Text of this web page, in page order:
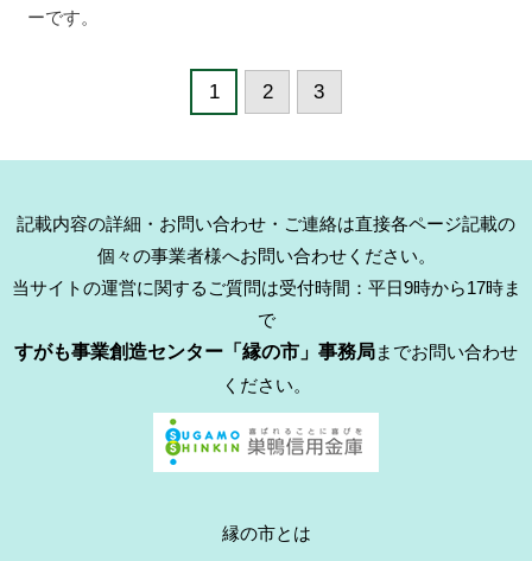
ーです。
1 2 3
記載内容の詳細・お問い合わせ・ご連絡は直接各ページ記載の
個々の事業者様へお問い合わせください。
当サイトの運営に関するご質問は受付時間：平日9時から17時ま
で
すがも事業創造センター「縁の市」事務局までお問い合わせ
ください。
縁の市とは